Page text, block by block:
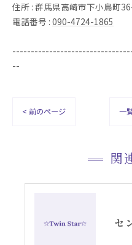
住所 : 群馬県高崎市下小鳥町
電話番号 : 090-4724-1865
--
< 前のページ 一
関